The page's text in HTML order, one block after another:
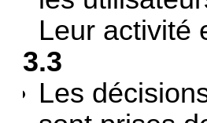
Leur activité
3.3
Les